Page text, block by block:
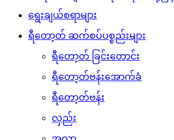
ရွေးချယ်စရာများ
ရီတော့တ် ဆက်စပ်ပစ္စည်းများ
ရီတော့တ် ခြင်းတောင်း
ရီတော့တ်ဗန်းအောက်ခံ
ရီတော့တ်ဗန်း
လှည်း